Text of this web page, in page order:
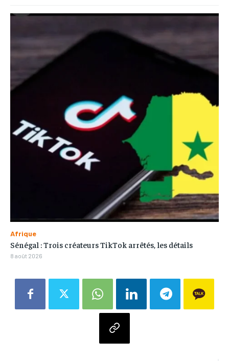
Afrique
Sénégal : Trois créateurs TikTok arrêtés, les détails
8 août 2026